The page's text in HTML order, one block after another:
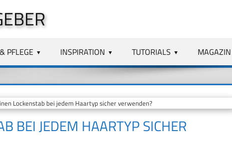
PFLEGE INSPIRATION TUTORIALS MAGAZIN
Lockenstab bei jedem Haartyp sicher verwenden?
BEI JEDEM HAARTYP SICHER